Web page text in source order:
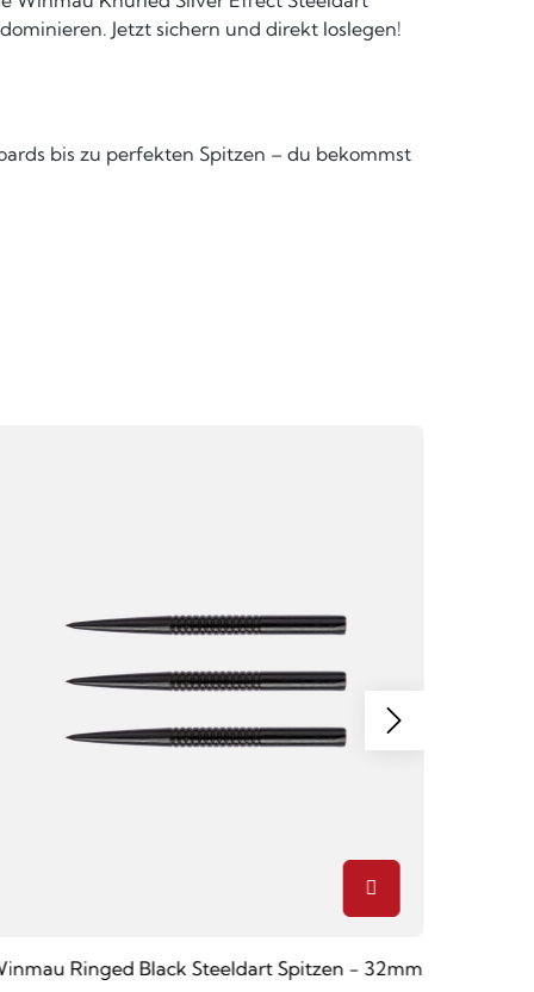
Jetzt sichern und direkt loslegen!
bis zu perfekten Spitzen – du bekommst
Ringed Black Steeldart Spitzen - 32mm